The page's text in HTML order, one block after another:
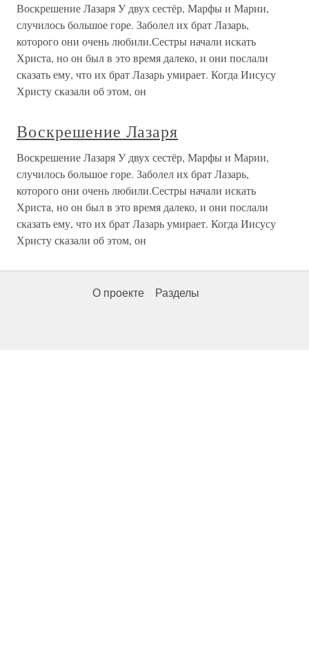
Воскрешение Лазаря У двух сестёр, Марфы и Марии,
случилось большое горе. Заболел их брат Лазарь,
которого они очень любили.Сестры начали искать
Христа, но он был в это время далеко, и они послали
сказать ему, что их брат Лазарь умирает. Когда Иисусу
Христу сказали об этом, он
Воскрешение Лазаря
Воскрешение Лазаря У двух сестёр, Марфы и Марии,
случилось большое горе. Заболел их брат Лазарь,
которого они очень любили.Сестры начали искать
Христа, но он был в это время далеко, и они послали
сказать ему, что их брат Лазарь умирает. Когда Иисусу
Христу сказали об этом, он
О проекте Разделы